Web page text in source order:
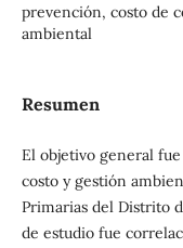
prevención, costo de
ambiental
Resumen
El objetivo general
costo y gestión
Primarias del Distrito
de estudio fue